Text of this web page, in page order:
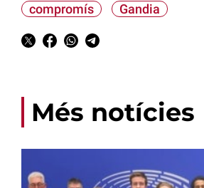
compromís Gandia
Més notícies